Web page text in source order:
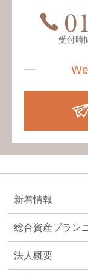
受付時
新着情報
総合資産プラン
法人概要